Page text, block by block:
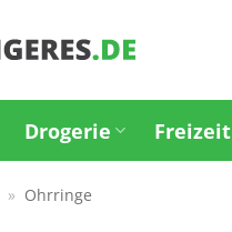
Drogerie Freizeit
» Ohrringe